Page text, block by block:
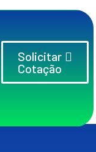
Solicitar
Cotação